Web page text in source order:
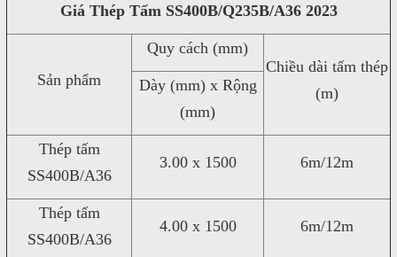
Giá Thép Tấm SS400B/Q235B/A36 2023
Sản phẩm
Quy cách (mm)
Chiều dài tấm thép
(m)
Dày (mm) x Rộng
(mm)
Thép tấm
SS400B/A36
3.00 x 1500 6m/12m
Thép tấm
SS400B/A36
4.00 x 1500 6m/12m